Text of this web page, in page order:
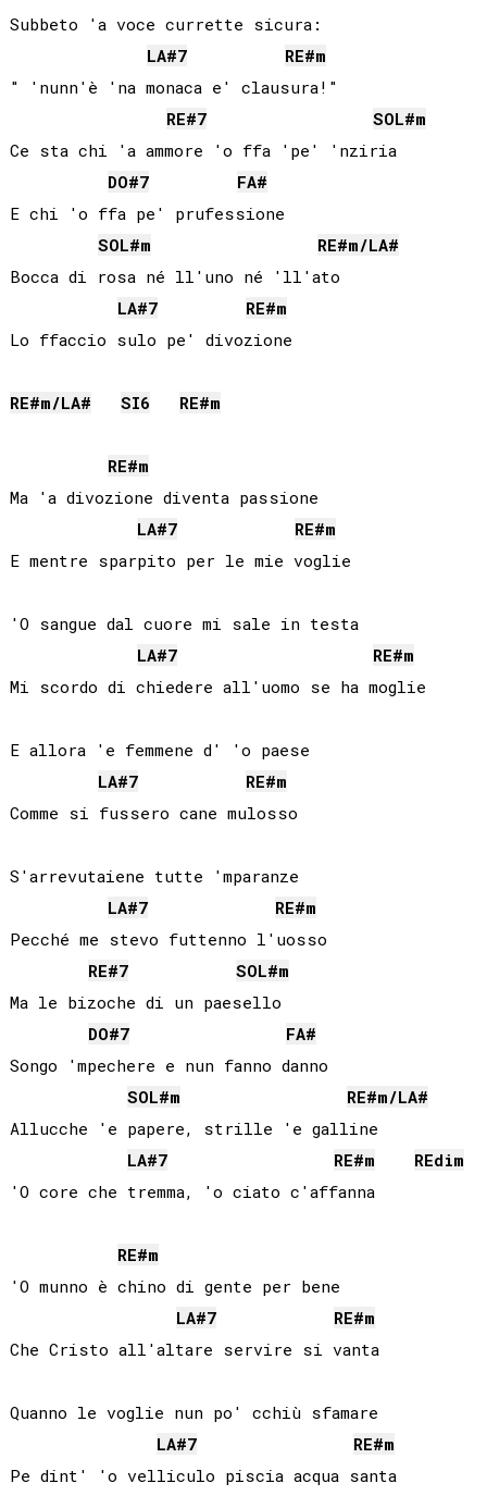
Subbeto 'a voce currette sicura:
LA#7 RE#m
" 'nunn'è 'na monaca e' clausura!"
RE#7 SOL#m
Ce sta chi 'a ammore 'o ffa 'pe' 'nziria
DO#7
FA#
E chi 'o ffa pe' prufessione
SOL#m RE#m/LA#
Bocca di rosa né ll'uno né 'll'ato
LA#7 RE#m
Lo ffaccio sulo pe' divozione
RE#m/LA# SI6 RE#m
RE#m
Ma 'a divozione diventa passione
LA#7 RE#m
E mentre sparpito per le mie voglie
'O sangue dal cuore mi sale in testa
LA#7 RE#m
Mi scordo di chiedere all'uomo se ha moglie
E allora 'e femmene d' 'o paese
LA#7 RE#m
Comme si fussero cane mulosso
S'arrevutaiene tutte 'mparanze
LA#7 RE#m
Pecché me stevo futtenno l'uosso
RE#7 SOL#m
Ma le bizoche di un paesello
DO#7
FA#
Songo 'mpechere e nun fanno danno
SOL#m RE#m/LA#
Allucche 'e papere, strille 'e galline
LA#7 RE#m REdim
'O core che tremma, 'o ciato c'affanna
RE#m
'O munno è chino di gente per bene
LA#7 RE#m
Che Cristo all'altare servire si vanta
Quanno le voglie nun po' cchiù sfamare
LA#7 RE#m
Pe dint' 'o velliculo piscia acqua santa